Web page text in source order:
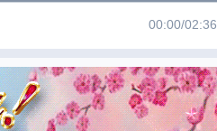
00:00/02:36